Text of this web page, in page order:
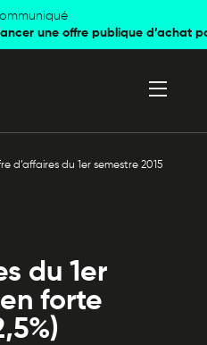
une offre publique d’achat
d’affaires du 1er semestre 2015
du 1er
forte